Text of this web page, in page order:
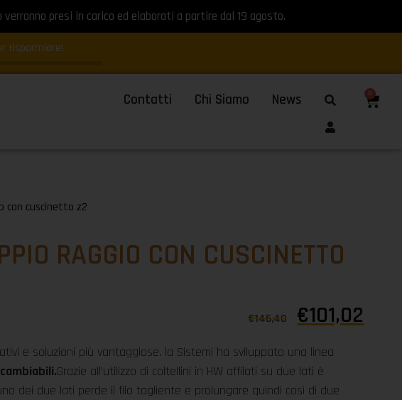
presi in carico ed elaborati a partire dal 19 agosto.
risparmiare!
Contatti Chi Siamo News 0
con cuscinetto z2
RAGGIO CON CUSCINETTO
€146,40 €101,02
e soluzioni più vantaggiose. la Sistemi ha sviluppato una linea
Grazie all’utilizzo di coltellini in HW affilati su due lati è
dei due lati perde il filo tagliente e prolungare quindi così di due